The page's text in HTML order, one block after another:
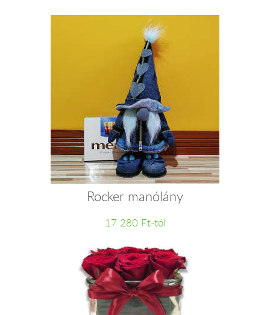
Rocker manólány
17 280 Ft-tól